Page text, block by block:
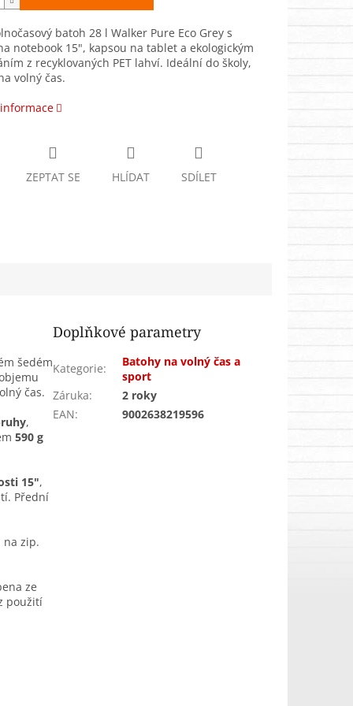
batoh 28 l Walker Pure Eco Grey s
notebook 15", kapsou na tablet a ekologickým
z recyklovaných PET lahví. Ideální do školy,
volný čas.
ZEPTAT SE HLÍDAT SDÍLET
šedém
čas.
,
590 g
15",
Přední
na zip.
ze
použití
Doplňkové parametry
Kategorie:
Batohy na volný čas a
sport
Záruka:
2 roky
EAN: 9002638219596